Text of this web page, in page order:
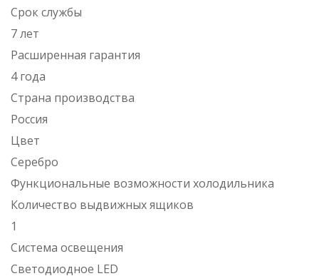
Срок службы
7 лет
Расширенная гарантия
4 года
Страна производства
Россия
Цвет
Серебро
Функциональные возможности холодильника
Количество выдвижных ящиков
1
Система освещения
Светодиодное LED